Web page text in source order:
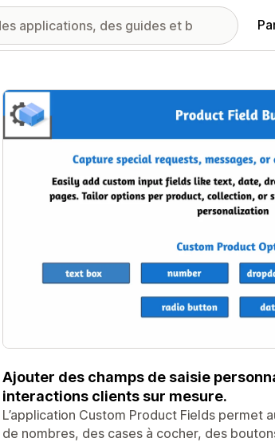
Galerie d’images vedette
Ajouter des champs de saisie
interactions clients sur mesure.
L’application Custom Product Fields permet
de nombres, des cases à cocher, des